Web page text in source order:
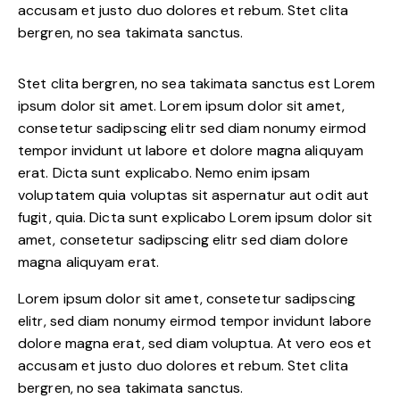
accusam et justo duo dolores et rebum. Stet clita
bergren, no sea takimata sanctus.
Stet clita bergren, no sea takimata sanctus est Lorem
ipsum dolor sit amet. Lorem ipsum dolor sit amet,
consetetur sadipscing elitr sed diam nonumy eirmod
tempor invidunt ut labore et dolore magna aliquyam
erat. Dicta sunt explicabo. Nemo enim ipsam
voluptatem quia voluptas sit aspernatur aut odit aut
fugit, quia. Dicta sunt explicabo Lorem ipsum dolor sit
amet, consetetur sadipscing elitr sed diam dolore
magna aliquyam erat.
Lorem ipsum dolor sit amet, consetetur sadipscing
elitr, sed diam nonumy eirmod tempor invidunt labore
dolore magna erat, sed diam voluptua. At vero eos et
accusam et justo duo dolores et rebum. Stet clita
bergren, no sea takimata sanctus.